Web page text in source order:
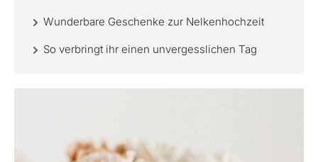
Wunderbare Geschenke zur Nelkenhochzeit
So verbringt ihr einen unvergesslichen Tag